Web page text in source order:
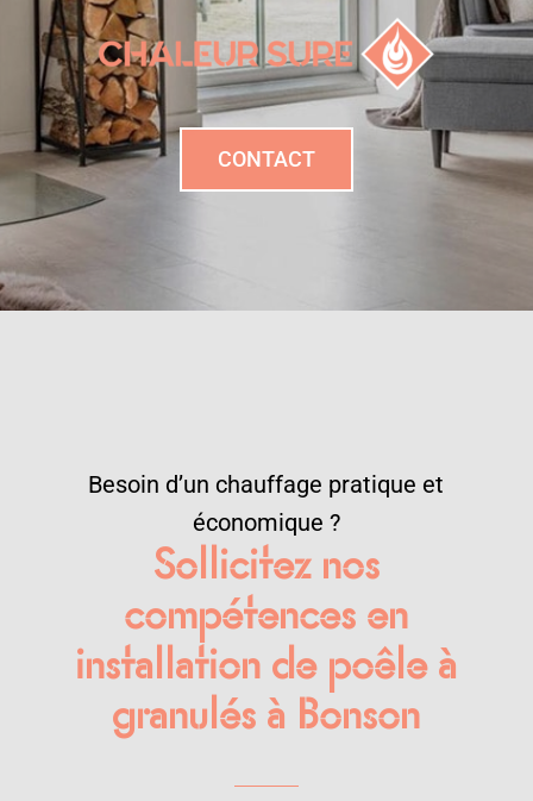
CONTACT
Besoin d’un chauffage pratique et
économique ?
Sollicitez nos
compétences en
installation de poêle à
granulés à Bonson